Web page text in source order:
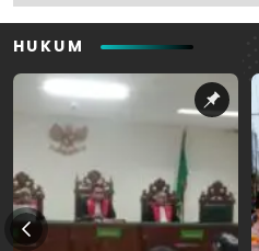
HUKUM